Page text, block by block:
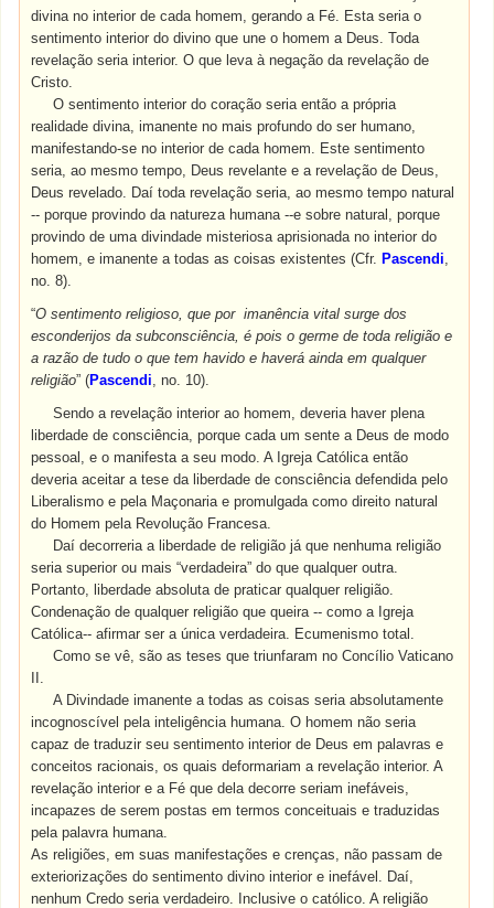
divina no interior de cada homem, gerando a Fé. Esta seria o
sentimento interior do divino que une o homem a Deus. Toda
revelação seria interior. O que leva à negação da revelação de
Cristo.
O sentimento interior do coração seria então a própria
realidade divina, imanente no mais profundo do ser humano,
manifestando-se no interior de cada homem. Este sentimento
seria, ao mesmo tempo, Deus revelante e a revelação de Deus,
Deus revelado. Daí toda revelação seria, ao mesmo tempo natural
-- porque provindo da natureza humana --e sobre natural, porque
provindo de uma divindade misteriosa aprisionada no interior do
homem, e imanente a todas as coisas existentes (Cfr.Pascendi
no. 8).
“O sentimento religioso, que por imanência vital surge dos
esconderijos da subconsciência, é pois o germe de toda religião e
a razão de tudo o que tem havido e haverá ainda em qualquer
religião” (Pascendi , no. 10).
Sendo a revelação interior ao homem, deveria haver plena
liberdade de consciência, porque cada um sente a Deus de modo
pessoal, e o manifesta a seu modo. A Igreja Católica então
deveria aceitar a tese da liberdade de consciência defendida pelo
Liberalismo e pela Maçonaria e promulgada como direito natural
do Homem pela Revolução Francesa.
Daí decorreria a liberdade de religião já que nenhuma religião
seria superior ou mais “verdadeira” do que qualquer outra.
Portanto, liberdade absoluta de praticar qualquer religião.
Condenação de qualquer religião que queira -- como a Igreja
Católica-- afirmar ser a única verdadeira. Ecumenismo total.
Como se vê, são as teses que triunfaram no Concílio Vaticano
II.
A Divindade imanente a todas as coisas seria absolutamente
incognoscível pela inteligência humana. O homem não seria
capaz de traduzir seu sentimento interior de Deus em palavras e
conceitos racionais, os quais deformariam a revelação interior. A
revelação interior e a Fé que dela decorre seriam inefáveis,
incapazes de serem postas em termos conceituais e traduzidas
pela palavra humana.
As religiões, em suas manifestações e crenças, não passam de
exteriorizações do sentimento divino interior e inefável. Daí,
nenhum Credo seria verdadeiro. Inclusive o católico. A religião